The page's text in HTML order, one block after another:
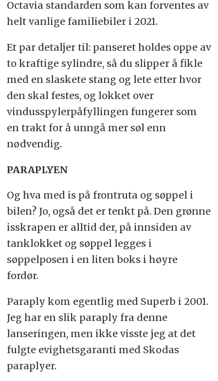
Octavia standarden som kan forventes av
helt vanlige familiebiler i 2021.
Et par detaljer til: panseret holdes oppe av
to kraftige sylindre, så du slipper å fikle
med en slaskete stang og lete etter hvor
den skal festes, og lokket over
vindusspylerpåfyllingen fungerer som
en trakt for å unngå mer søl enn
nødvendig.
PARAPLYEN
Og hva med is på frontruta og søppel i
bilen? Jo, også det er tenkt på. Den grønne
isskrapen er alltid der, på innsiden av
tanklokket og søppel legges i
søppelposen i en liten boks i høyre
fordør.
Paraply kom egentlig med Superb i 2001.
Jeg har en slik paraply fra denne
lanseringen, men ikke visste jeg at det
fulgte evighetsgaranti med Skodas
paraplyer.